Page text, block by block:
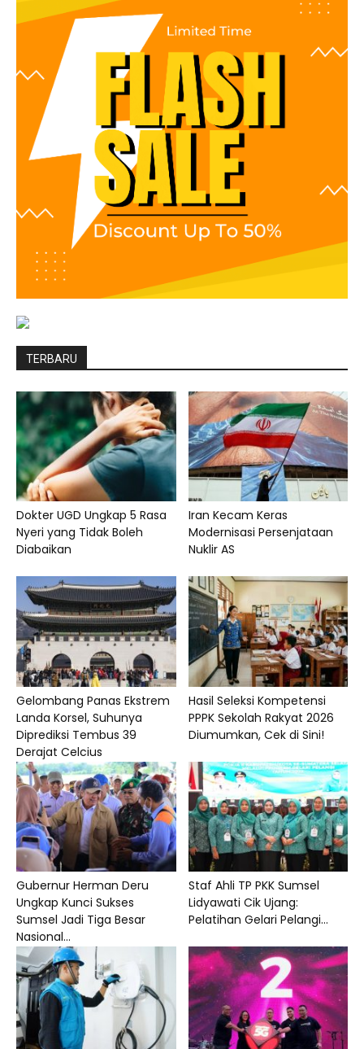
TERBARU
Dokter UGD Ungkap 5 Rasa
Nyeri yang Tidak Boleh
Diabaikan
Iran Kecam Keras
Modernisasi Persenjataan
Nuklir AS
Gelombang Panas Ekstrem
Landa Korsel, Suhunya
Diprediksi Tembus 39
Derajat Celcius
Hasil Seleksi Kompetensi
PPPK Sekolah Rakyat 2026
Diumumkan, Cek di Sini!
Gubernur Herman Deru
Ungkap Kunci Sukses
Sumsel Jadi Tiga Besar
Nasional...
Staf Ahli TP PKK Sumsel
Lidyawati Cik Ujang:
Pelatihan Gelari Pelangi...